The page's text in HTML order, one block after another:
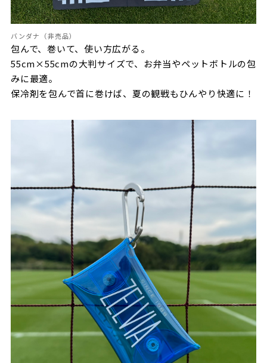
バンダナ（非売品）
包んで、巻いて、使い方広がる。
55cm×55cmの大判サイズで、お弁当やペットボトルの包
みに最適。
保冷剤を包んで首に巻けば、夏の観戦もひんやり快適に！